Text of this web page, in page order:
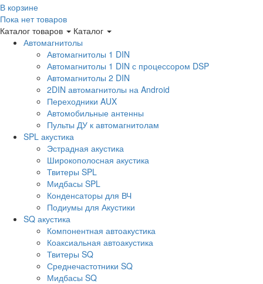
В корзине
Пока нет товаров
Каталог товаров
Каталог
Автомагнитолы
Автомагнитолы 1 DIN
Автомагнитолы 1 DIN с процессором DSP
Автомагнитолы 2 DIN
2DIN автомагнитолы на Android
Переходники AUX
Автомобильные антенны
Пульты ДУ к автомагнитолам
SPL акустика
Эстрадная акустика
Широкополосная акустика
Твитеры SPL
Мидбасы SPL
Конденсаторы для ВЧ
Подиумы для Акустики
SQ акустика
Компонентная автоакустика
Коаксиальная автоакустика
Твитеры SQ
Среднечастотники SQ
Мидбасы SQ